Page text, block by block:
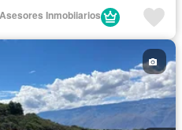
Inmobiiarios